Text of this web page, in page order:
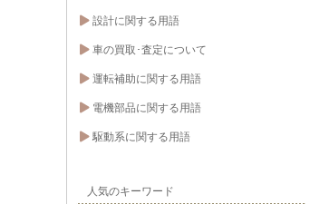
設計に関する用語
車の買取･査定について
運転補助に関する用語
電機部品に関する用語
駆動系に関する用語
人気のキーワード